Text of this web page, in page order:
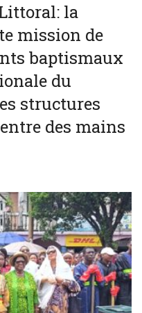
la
mission de
baptismaux
du
structures
des mains